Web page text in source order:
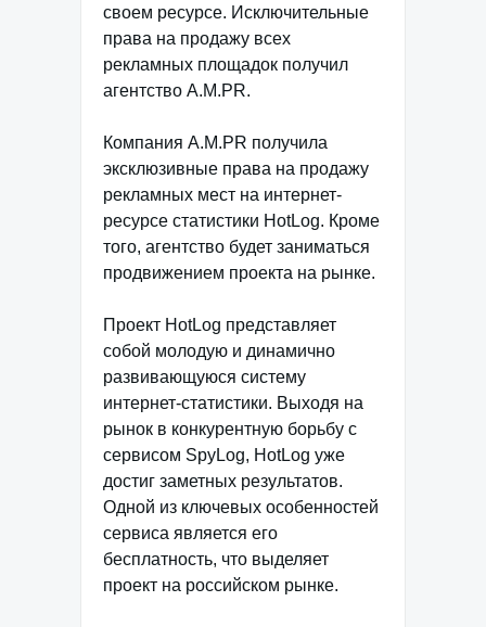
своем ресурсе. Исключительные
права на продажу всех
рекламных площадок получил
агентство A.M.PR.
Компания A.M.PR получила
эксклюзивные права на продажу
рекламных мест на интернет-
ресурсе статистики HotLog. Кроме
того, агентство будет заниматься
продвижением проекта на рынке.
Проект HotLog представляет
собой молодую и динамично
развивающуюся систему
интернет-статистики. Выходя на
рынок в конкурентную борьбу с
сервисом SpyLog, HotLog уже
достиг заметных результатов.
Одной из ключевых особенностей
сервиса является его
бесплатность, что выделяет
проект на российском рынке.